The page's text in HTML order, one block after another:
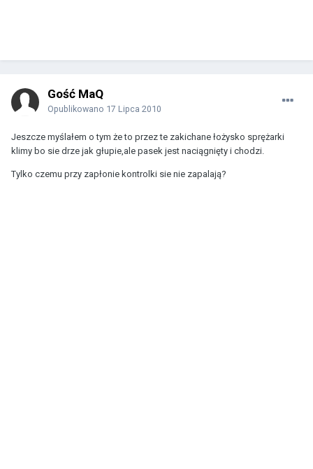
Gość MaQ
Opublikowano 17 Lipca 2010
Jeszcze myślałem o tym że to przez te zakichane łożysko sprężarki
klimy bo sie drze jak głupie,ale pasek jest naciągnięty i chodzi.
Tylko czemu przy zapłonie kontrolki sie nie zapalają?